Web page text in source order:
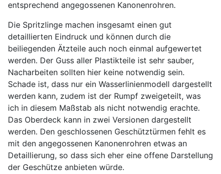
entsprechend angegossenen Kanonenrohren.
Die Spritzlinge machen insgesamt einen gut
detaillierten Eindruck und können durch die
beiliegenden Ätzteile auch noch einmal aufgewertet
werden. Der Guss aller Plastikteile ist sehr sauber,
Nacharbeiten sollten hier keine notwendig sein.
Schade ist, dass nur ein Wasserlinienmodell dargestellt
werden kann, zudem ist der Rumpf zweigeteilt, was
ich in diesem Maßstab als nicht notwendig erachte.
Das Oberdeck kann in zwei Versionen dargestellt
werden. Den geschlossenen Geschütztürmen fehlt es
mit den angegossenen Kanonenrohren etwas an
Detaillierung, so dass sich eher eine offene Darstellung
der Geschütze anbieten würde.